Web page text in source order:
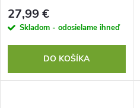
27,99 €
Skladom - odosielame ihneď
DO KOŠÍKA